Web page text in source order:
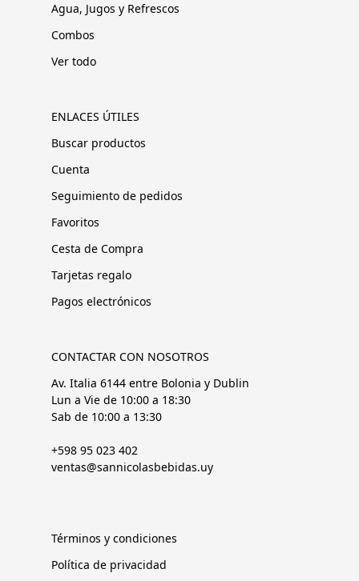
Agua, Jugos y Refrescos
Combos
Ver todo
ENLACES ÚTILES
Buscar productos
Cuenta
Seguimiento de pedidos
Favoritos
Cesta de Compra
Tarjetas regalo
Pagos electrónicos
CONTACTAR CON NOSOTROS
Av. Italia 6144 entre Bolonia y Dublin
Lun a Vie de 10:00 a 18:30
Sab de 10:00 a 13:30
+598 95 023 402
ventas@sannicolasbebidas.uy
Términos y condiciones
Política de privacidad